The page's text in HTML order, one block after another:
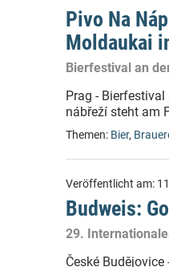
Pivo Na
Moldaukai
Bierfestival an
Prag -
nábřeží steht am
Themen: Bier,
Veröffentlicht am:
Budweis:
29.
České